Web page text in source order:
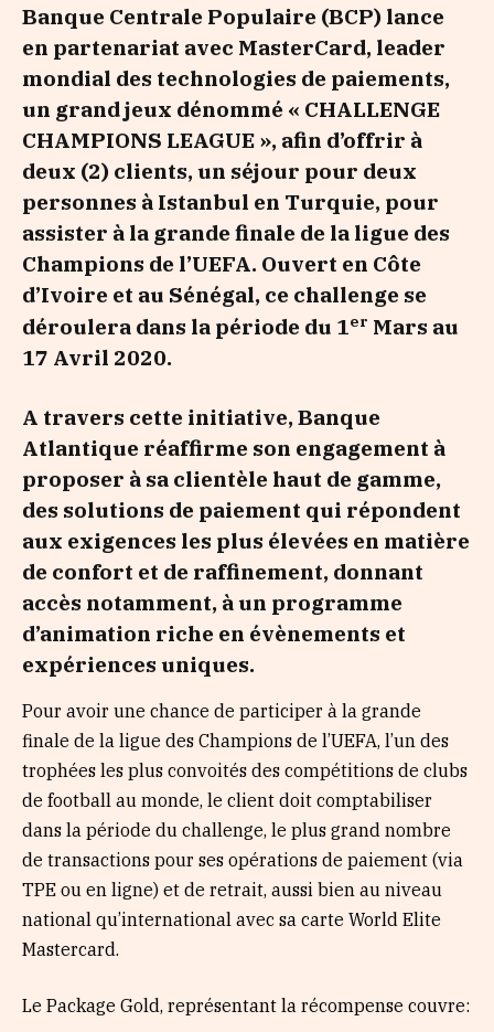
Banque Centrale Populaire (BCP) lance
en partenariat avec MasterCard, leader
mondial des technologies de paiements,
un grand jeux dénommé « CHALLENGE
CHAMPIONS LEAGUE », afin d’offrir à
deux (2) clients, un séjour pour deux
personnes à Istanbul en Turquie, pour
assister à la grande finale de la ligue des
Champions de l’UEFA. Ouvert en Côte
d’Ivoire et au Sénégal, ce challenge se
déroulera dans la période du 1er Mars au
17 Avril 2020.
A travers cette initiative, Banque
Atlantique réaffirme son engagement à
proposer à sa clientèle haut de gamme,
des solutions de paiement qui répondent
aux exigences les plus élevées en matière
de confort et de raffinement, donnant
accès notamment, à un programme
d’animation riche en évènements et
expériences uniques.
Pour avoir une chance de participer à la grande
finale de la ligue des Champions de l’UEFA, l’un des
trophées les plus convoités des compétitions de clubs
de football au monde, le client doit comptabiliser
dans la période du challenge, le plus grand nombre
de transactions pour ses opérations de paiement (via
TPE ou en ligne) et de retrait, aussi bien au niveau
national qu’international avec sa carte World Elite
Mastercard.
Le Package Gold, représentant la récompense couvre: